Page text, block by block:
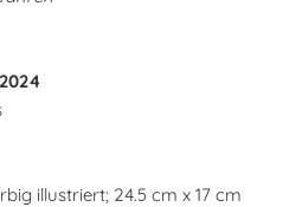
illustriert; 24.5 cm x 17 cm